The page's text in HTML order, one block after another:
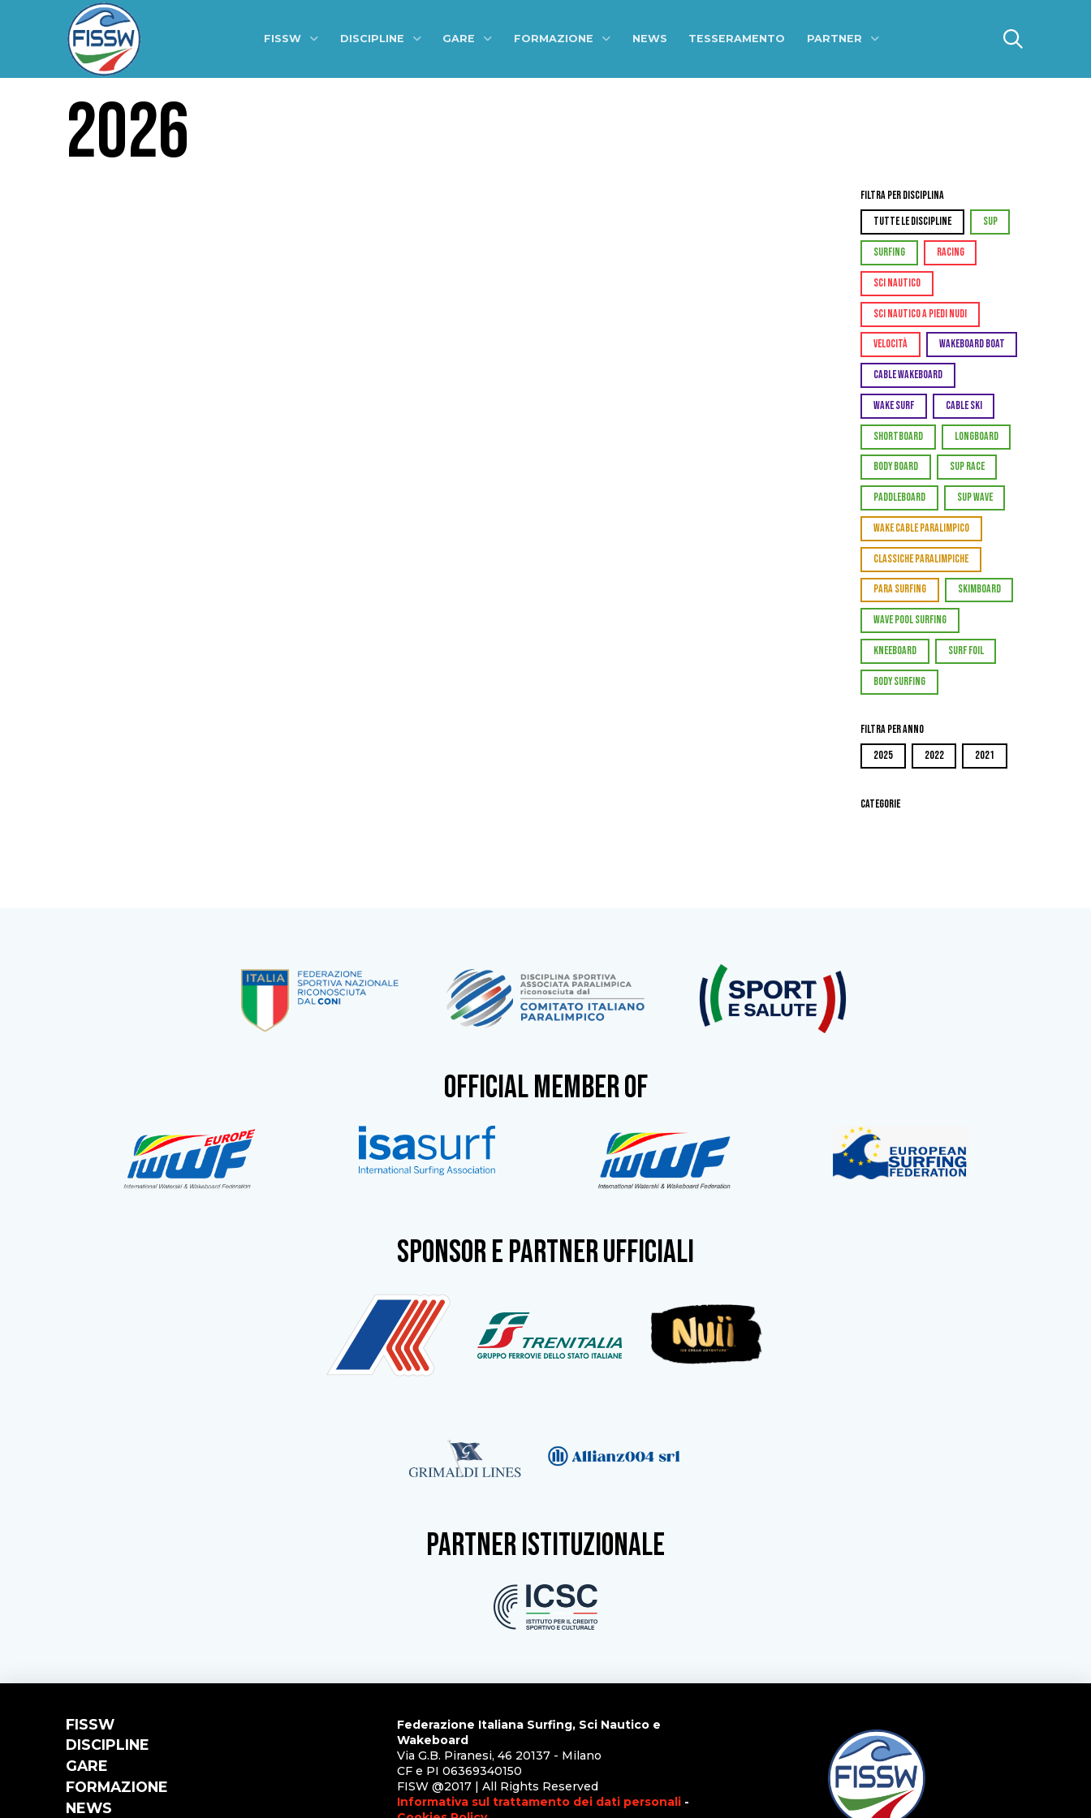
FISSW DISCIPLINE GARE FORMAZIONE NEWS TESSERAMENTO PARTNER
2026
Filtra per Disciplina
TUTTE LE DISCIPLINE
SUP
SURFING RACING
SCI NAUTICO
SCI NAUTICO A PIEDI NUDI
VELOCITÀ WAKEBOARD BOAT
CABLE WAKEBOARD
WAKE SURF CABLE SKI
SHORTBOARD LONGBOARD
BODY BOARD SUP RACE
PADDLEBOARD SUP WAVE
WAKE CABLE PARALIMPICO
CLASSICHE PARALIMPICHE
PARA SURFING SKIMBOARD
WAVE POOL SURFING
KNEEBOARD SURF FOIL
BODY SURFING
Filtra per Anno
2025
2022 2021
Categorie
OFFICIAL MEMBER OF
SPONSOR e partner ufficiali
partner istituzionale
FISSW
DISCIPLINE
GARE
FORMAZIONE
NEWS
Federazione Italiana Surfing, Sci Nautico e
Wakeboard
Via G.B. Piranesi, 46 20137 - Milano
CF e PI 06369340150
FISW @2017 | All Rights Reserved
Informativa sul trattamento dei dati personali-